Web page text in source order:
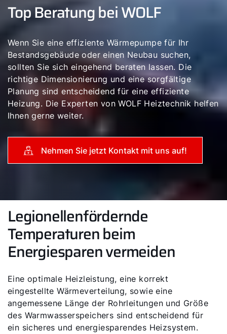
Top Beratung bei WOLF
Wenn Sie eine effiziente Wärmepumpe für Ihr
Bestandsgebäude oder einen Neubau suchen,
sollten Sie sich eingehend beraten lassen. Die
richtige Dimensionierung und eine sorgfältige
Planung sind entscheidend für eine effiziente
Heizung. Die Experten von WOLF Heiztechnik helfen
Ihnen gerne weiter.
Nehmen Sie jetzt Kontakt mit uns auf!
Legionellenfördernde
Temperaturen beim
Energiesparen vermeiden
Eine optimale Heizleistung, eine korrekt
eingestellte Wärmeverteilung, sowie eine
angemessene Länge der Rohrleitungen und Größe
des Warmwasserspeichers sind entscheidend für
ein sicheres und energiesparendes Heizsystem.